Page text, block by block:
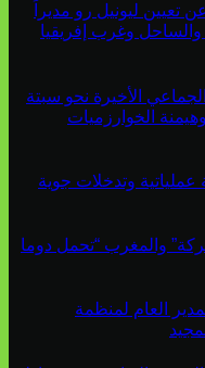
تعيين ليونيل رو مديراً
والساحل وغرب إفريقيا
الأخيرة نحو سبتة
الخوارزميات
عملياتية وتدخلات جوية
والمغرب “تحمل دوما
العام لمنظمة